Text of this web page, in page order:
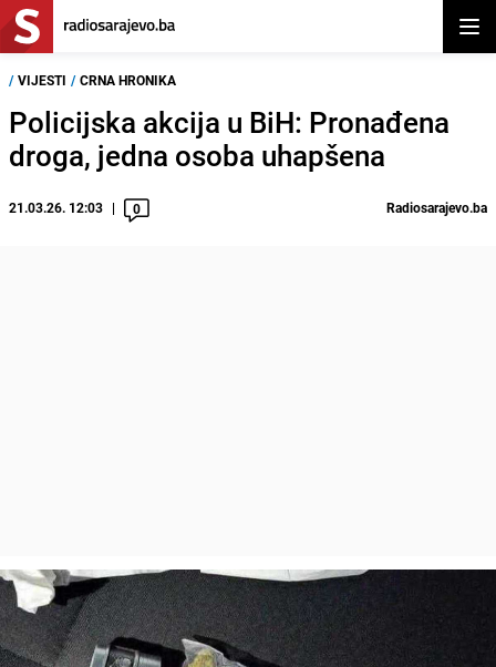
/ VIJESTI / CRNA HRONIKA
Policijska akcija u BiH: Pronađena
droga, jedna osoba uhapšena
21.03.26. 12:03 0 Radiosarajevo.ba